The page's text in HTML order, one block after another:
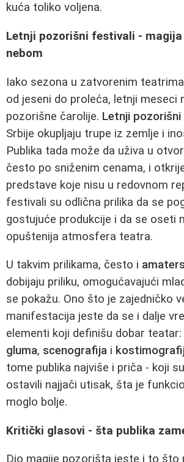
kuća toliko voljena.
Letnji pozorišni festivali -
nebom
Iako sezona u zatvorenim
od jeseni do proleća, letnji meseci
pozorišne čarolije. Letnji
Srbije okupljaju trupe iz zemlje i
Publika tada može da uživa u
često po sniženim cenama, i
predstave koje nisu u redovnom
festivali su odlična prilika da se
gostujuće produkcije i da se oseti
opuštenija atmosfera teatra.
U takvim prilikama, često i
dobijaju priliku, omogućavajući
se pokažu. Ono što je zajedničko
manifestacija jeste da se i dalje
elementi koji definišu dobar teatar:
gluma, scenografija i
tome publika najviše i priča - koji
ostavili najjači utisak, šta je
moglo bolje.
Kritički glasovi - šta publika
Dio magije pozorišta jeste i to što